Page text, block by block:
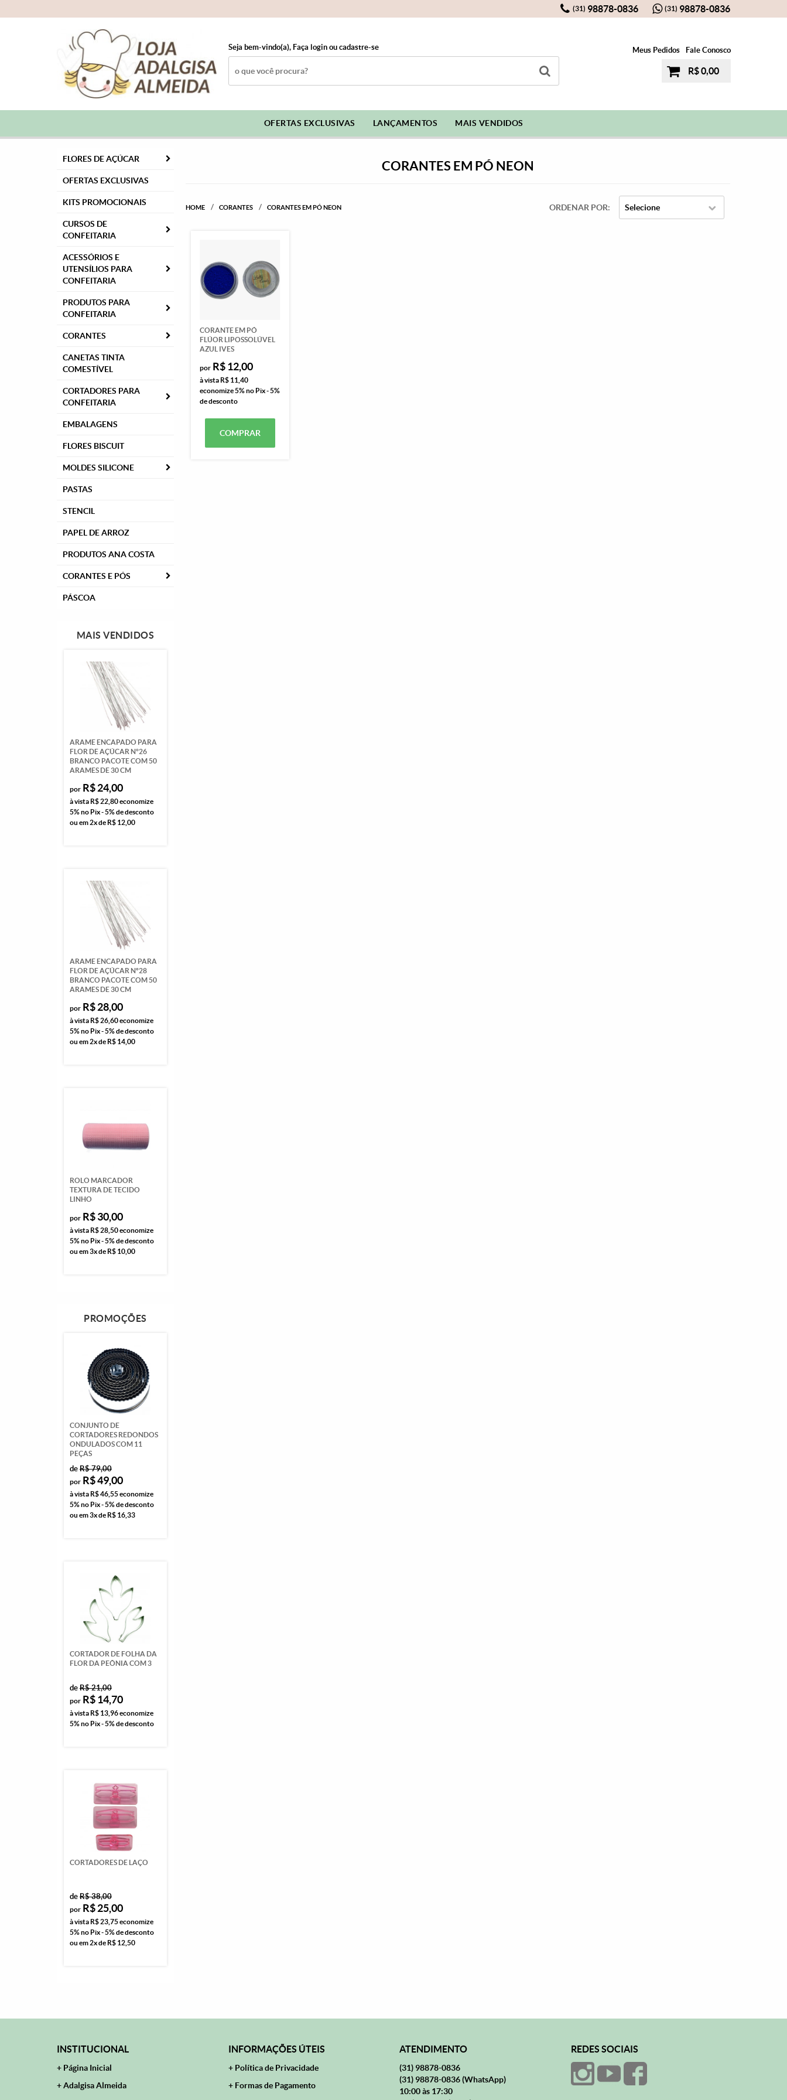
(31) 98878-0836 (31) 98878-0836
Seja bem-vindo(a), Faça login ou cadastre-se Meus Pedidos Fale Conosco
R$ 0,00
OFERTAS EXCLUSIVAS LANÇAMENTOS MAIS VENDIDOS
FLORES DE AÇÚCAR
OFERTAS EXCLUSIVAS
KITS PROMOCIONAIS
CURSOS DE
CONFEITARIA
ACESSÓRIOS E
UTENSÍLIOS PARA
CONFEITARIA
PRODUTOS PARA
CONFEITARIA
CORANTES
CANETAS TINTA
COMESTÍVEL
CORTADORES PARA
CONFEITARIA
EMBALAGENS
FLORES BISCUIT
MOLDES SILICONE
PASTAS
STENCIL
PAPEL DE ARROZ
PRODUTOS ANA COSTA
CORANTES E PÓS
PÁSCOA
MAIS VENDIDOS
ARAME ENCAPADO PARA
FLOR DE AÇÚCAR N°26
BRANCO PACOTE COM 50
ARAMES DE 30 CM
por R$ 24,00
à vista R$ 22,80economize
5%no Pix - 5% de desconto
ou em2xde R$ 12,00
ARAME ENCAPADO PARA
FLOR DE AÇÚCAR Nº28
BRANCO PACOTE COM 50
ARAMES DE 30 CM
por R$ 28,00
à vista R$ 26,60economize
5%no Pix - 5% de desconto
ou em2xde R$ 14,00
ROLO MARCADOR
TEXTURA DE TECIDO
LINHO
por R$ 30,00
à vista R$ 28,50economize
5%no Pix - 5% de desconto
ou em3xde R$ 10,00
PROMOÇÕES
CONJUNTO DE
CORTADORES REDONDOS
ONDULADOS COM 11
PEÇAS
de R$ 79,00
por R$ 49,00
à vista R$ 46,55economize
5%no Pix - 5% de desconto
ou em3xde R$ 16,33
CORTADOR DE FOLHA DA
FLOR DA PEÔNIA COM 3
de R$ 21,00
por R$ 14,70
à vista R$ 13,96economize
5%no Pix - 5% de desconto
CORTADORES DE LAÇO
de R$ 38,00
por R$ 25,00
à vista R$ 23,75economize
5%no Pix - 5% de desconto
ou em2xde R$ 12,50
CORANTES EM PÓ NEON
HOME CORANTES CORANTES EM PÓ NEON ORDENAR POR Selecione
CORANTE EM PÓ
FLÚOR LIPOSSOLÚVEL
AZUL IVES
por R$ 12,00
à vista R$ 11,40
economize5%no Pix - 5%
de desconto
COMPRAR
INSTITUCIONAL
Página Inicial
Adalgisa Almeida
INFORMAÇÕES ÚTEIS
Política de Privacidade
Formas de Pagamento
ATENDIMENTO
(31) 98878-0836
(31) 98878-0836(WhatsApp)
10:00 às 17:30
REDES SOCIAIS